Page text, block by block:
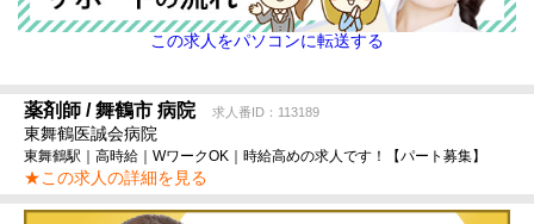
この求人をパソコンに転送する
薬剤師 / 舞鶴市 病院 求人番ID：113189
東舞鶴医誠会病院
東舞鶴駅｜高時給｜WワークOK｜時給高めの求人です！【パート募集】
★この求人の詳細を見る